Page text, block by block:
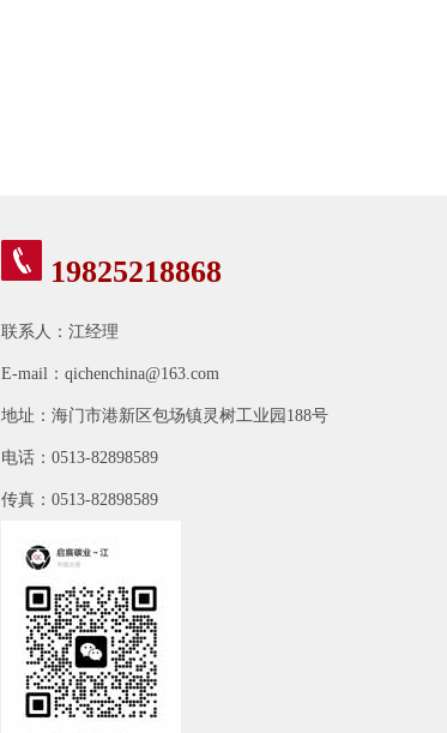
19825218868
联系人：江经理
E-mail：qichenchina@163.com
地址：海门市港新区包场镇灵树工业园188号
电话：0513-82898589
传真：0513-82898589